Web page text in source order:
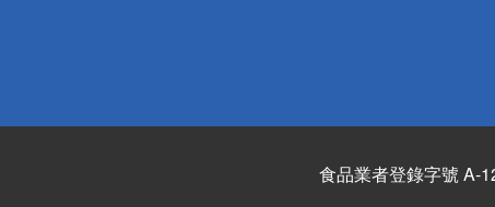
食品業者登錄字號 A-